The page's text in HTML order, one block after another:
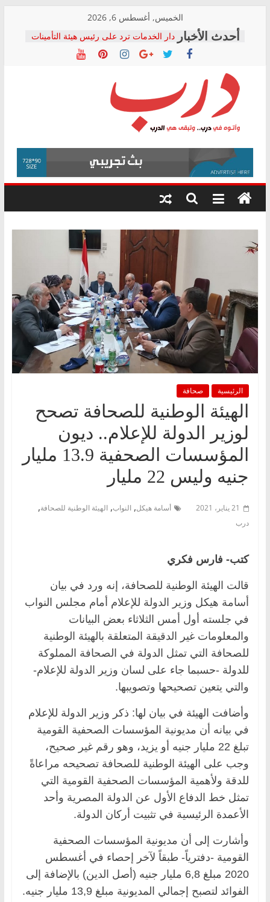
content
الخميس, أغسطس 6, 2026
دار الخدمات ترد على رئيس هيئة التأمينات
بعد مؤتمره الصحفي: إنكار الأزمة لا ينهي
معاناة أصحاب المعاشات.. ونطالب بكشف
فرحات سليمان يكتب: القطاع الصحي إلى
أين؟
حزب التحالف الشعبي يطلق لجنة “الحق
في الصحة” بالإسكندرية لرصد الانتهاكات
ودعم المرضى
الوزاري لمدينة الصحفيين.. وانتهاء أعمال
إنشاء المبنى الإداري
المجلس القومي لحقوق الإنسان يعلن
متابعة قضية الدكتور محمد زهران.. ويؤكد:
قرينة البراءة وضمانات المحاكمة العادلة
درب
وأتوه
درب..
وتبقى
هي
الرئيسية صحافة
الهيئة الوطنية للصحافة تصحح
لوزير الدولة للإعلام.. ديون
المؤسسات الصحفية 13.9 مليار
جنيه وليس 22 مليار
21 يناير، 2021 أسامة هيكل, النواب, الهيئة الوطنية للصحافة,
درب
كتب- فارس فكري
قالت الهيئة الوطنية للصحافة، إنه ورد في بيان
أسامة هيكل وزير الدولة للإعلام أمام مجلس النواب
في جلسته أول أمس الثلاثاء بعض البيانات
والمعلومات غير الدقيقة المتعلقة بالهيئة الوطنية
للصحافة التي تمثل الدولة في الصحافة المملوكة
للدولة -حسبما جاء على لسان وزير الدولة للإعلام-
والتي يتعين تصحيحها وتصويبها.
وأضافت الهيئة في بيان لها: ذكر وزير الدولة للإعلام
في بيانه أن مديونية المؤسسات الصحفية القومية
تبلغ 22 مليار جنيه أو يزيد، وهو رقم غير صحيح،
وجب على الهيئة الوطنية للصحافة تصحيحه مراعاةً
للدقة ولأهمية المؤسسات الصحفية القومية التي
تمثل خط الدفاع الأول عن الدولة المصرية وأحد
الأعمدة الرئيسية في تثبيت أركان الدولة.
وأشارت إلى أن مديونية المؤسسات الصحفية
القومية -دفترياً- طبقاً لآخر إحصاء في أغسطس
2020 مبلغ 6,8 مليار جنيه (أصل الدين) بالإضافة إلى
الفوائد لتصبح إجمالي المديونية مبلغ 13,9 مليار جنيه.